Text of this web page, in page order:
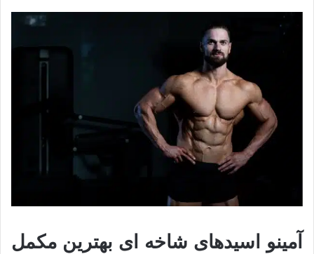
آمینو اسیدهای شاخه ای بهترین مکمل